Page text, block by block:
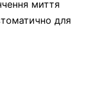
миття
для